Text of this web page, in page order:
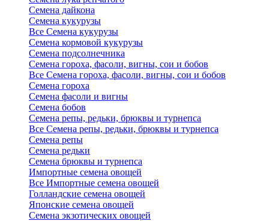
Семена дайкона
Семена кукурузы
Все Семена кукурузы
Семена кормовой кукурузы
Семена подсолнечника
Семена гороха, фасоли, вигны, сои и бобов
Все Семена гороха, фасоли, вигны, сои и бобов
Семена гороха
Семена фасоли и вигны
Семена бобов
Семена репы, редьки, брюквы и турнепса
Все Семена репы, редьки, брюквы и турнепса
Семена репы
Семена редьки
Семена брюквы и турнепса
Импортные семена овощей
Все Импортные семена овощей
Голландские семена овощей
Японские семена овощей
Семена экзотических овощей